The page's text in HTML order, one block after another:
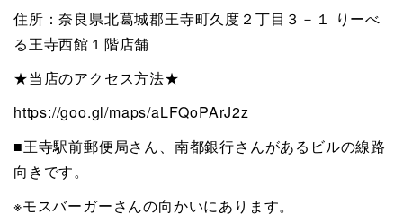
住所：奈良県北葛城郡王寺町久度２丁目３－１ りーべ
る王寺西館１階店舗
★当店のアクセス方法★
https://goo.gl/maps/aLFQoPArJ2z
■王寺駅前郵便局さん、南都銀行さんがあるビルの線路
向きです。
※モスバーガーさんの向かいにあります。